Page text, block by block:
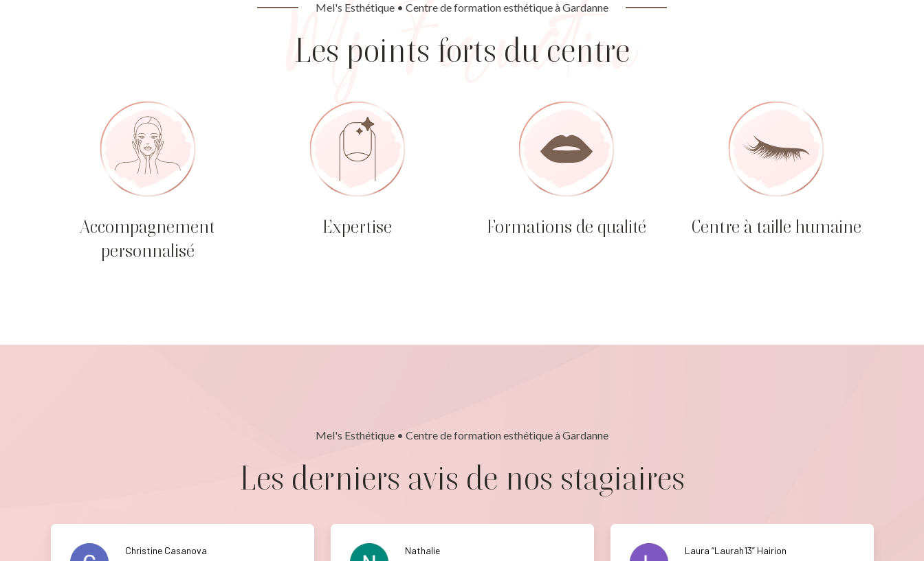
Mel's Esthétique • Centre de formation esthétique à Gardanne
Les points forts du centre
Accompagnement
personnalisé
Expertise Formations de qualité Centre à taille humaine
Mel's Esthétique • Centre de formation esthétique à Gardanne
Les derniers avis de nos stagiaires
Christine Casanova Nathalie Laura “Laurah13” Hairion